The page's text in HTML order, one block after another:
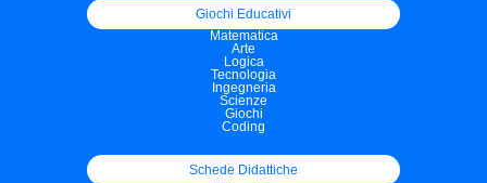
Giochi Educativi
Matematica
Arte
Logica
Tecnologia
Ingegneria
Scienze
Giochi
Coding
Schede Didattiche